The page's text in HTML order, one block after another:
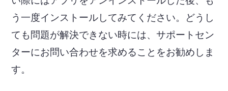
う一度インストールしてみてください。どうし
ても問題が解決できない時には、サポートセン
ターにお問い合わせを求めることをお勧めしま
す。